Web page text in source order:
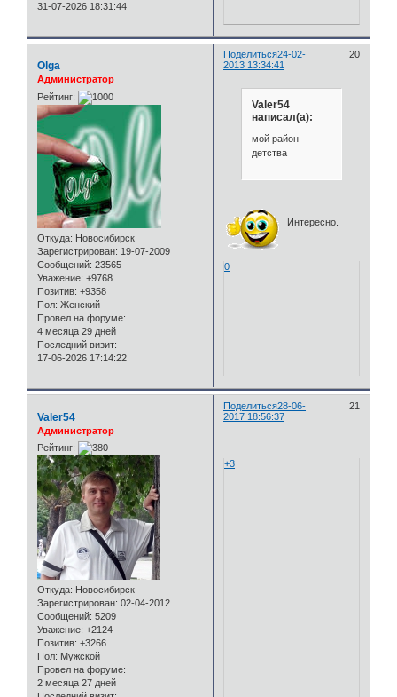
31-07-2026 18:31:44
Поделиться 20
24-02-
2013 13:34:41
Olga
Администратор
Рейтинг:
Откуда: Новосибирск
Зарегистрирован: 19-07-2009
Сообщений: 23565
Уважение: +9768
Позитив: +9358
Пол: Женский
Провел на форуме:
4 месяца 29 дней
Последний визит:
17-06-2026 17:14:22
Valer54
написал(а):
мой район
детства
Интересно.
0
Поделиться 21
28-06-
2017 18:56:37
Valer54
Администратор
Рейтинг:
Откуда: Новосибирск
Зарегистрирован: 02-04-2012
Сообщений: 5209
Уважение: +2124
Позитив: +3266
Пол: Мужской
Провел на форуме:
2 месяца 27 дней